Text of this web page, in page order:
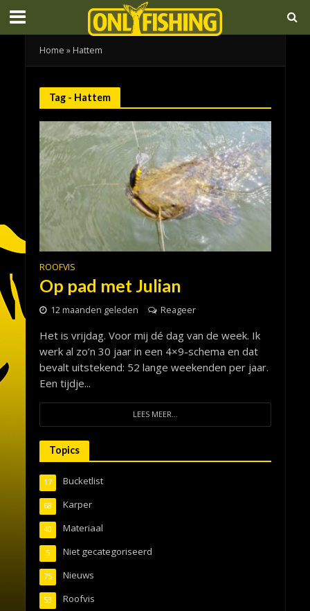
Home » Hattem
Tag - Hattem
ROOFVIS
Op pad met Julian
12 maanden geleden Reageer
Het is vrijdag. Voor mij dé dag van de week. Ik
werk al zo’n 30 jaar in een 4×9-schema en dat
bevalt uitstekend: 52 lange weekenden per jaar.
Een tijdje...
LEES MEER...
Topics
Bucketlist
17
Karper
68
Materiaal
40
Niet gecategoriseerd
5
Nieuws
75
Roofvis
53